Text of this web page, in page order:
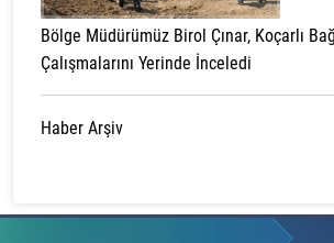
Bölge Müdürümüz Birol Çınar, Koçarlı
Çalışmalarını Yerinde İnceledi
Haber Arşiv